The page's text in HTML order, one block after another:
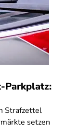
Parkplatz:
Strafzettel
setzen